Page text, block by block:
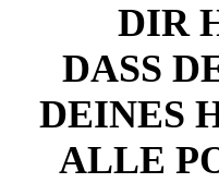
DIR
DASS
DEINES
ALLE